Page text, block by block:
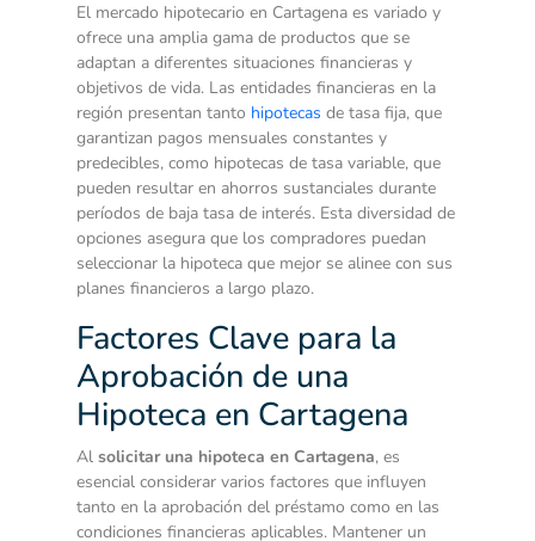
El mercado hipotecario en Cartagena es variado y
ofrece una amplia gama de productos que se
adaptan a diferentes situaciones financieras y
objetivos de vida. Las entidades financieras en la
región presentan tanto hipotecas de tasa fija, que
garantizan pagos mensuales constantes y
predecibles, como hipotecas de tasa variable, que
pueden resultar en ahorros sustanciales durante
períodos de baja tasa de interés. Esta diversidad de
opciones asegura que los compradores puedan
seleccionar la hipoteca que mejor se alinee con sus
planes financieros a largo plazo.
Factores Clave para la
Aprobación de una
Hipoteca en Cartagena
Al solicitar una hipoteca en Cartagena, es
esencial considerar varios factores que influyen
tanto en la aprobación del préstamo como en las
condiciones financieras aplicables. Mantener un